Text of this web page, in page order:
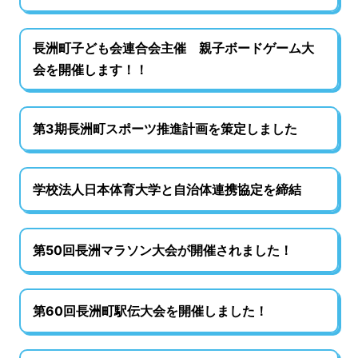
長洲町子ども会連合会主催 親子ボードゲーム大
会を開催します！！
第3期長洲町スポーツ推進計画を策定しました
学校法人日本体育大学と自治体連携協定を締結
第50回長洲マラソン大会が開催されました！
第60回長洲町駅伝大会を開催しました！